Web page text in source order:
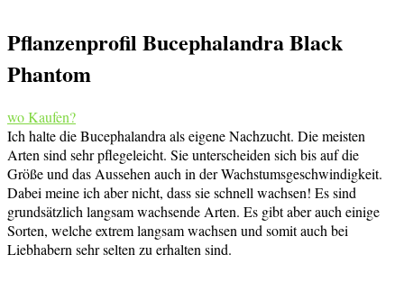
Pflanzenprofil Bucephalandra Black
Phantom
wo Kaufen?
Ich halte die Bucephalandra als eigene Nachzucht. Die meisten
Arten sind sehr pflegeleicht. Sie unterscheiden sich bis auf die
Größe und das Aussehen auch in der Wachstumsgeschwindigkeit.
Dabei meine ich aber nicht, dass sie schnell wachsen! Es sind
grundsätzlich langsam wachsende Arten. Es gibt aber auch einige
Sorten, welche extrem langsam wachsen und somit auch bei
Liebhabern sehr selten zu erhalten sind.